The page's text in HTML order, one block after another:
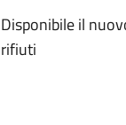
Disponibile il
rifiuti